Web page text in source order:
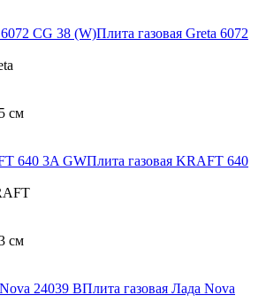
6072 СG 38 (W)Плита газовая Greta 6072
см
640 3A GWПлита газовая KRAFT 640
см
24039 BПлита газовая Лада Nova